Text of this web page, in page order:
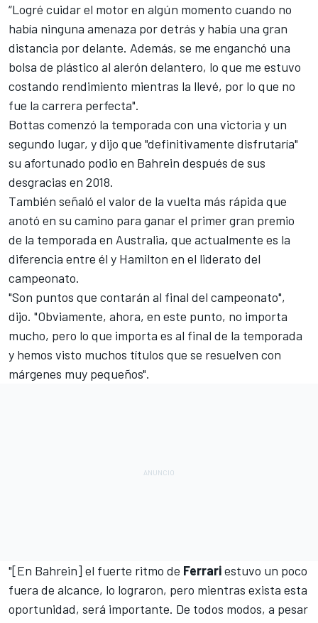
“Logré cuidar el motor en algún momento cuando no
había ninguna amenaza por detrás y había una gran
distancia por delante. Además, se me enganchó una
bolsa de plástico al alerón delantero, lo que me estuvo
costando rendimiento mientras la llevé, por lo que no
fue la carrera perfecta".
Bottas comenzó la temporada con una victoria y un
segundo lugar, y dijo que "definitivamente disfrutaría"
su afortunado podio en Bahrein después de sus
desgracias en 2018.
También señaló el valor de la vuelta más rápida que
anotó en su camino para ganar el primer gran premio
de la temporada en Australia, que actualmente es la
diferencia entre él y Hamilton en el liderato del
campeonato.
"Son puntos que contarán al final del campeonato",
dijo. "Obviamente, ahora, en este punto, no importa
mucho, pero lo que importa es al final de la temporada
y hemos visto muchos títulos que se resuelven con
márgenes muy pequeños".
"[En Bahrein] el fuerte ritmo de Ferrariestuvo un poco
fuera de alcance, lo lograron, pero mientras exista esta
oportunidad, será importante. De todos modos, a pesar